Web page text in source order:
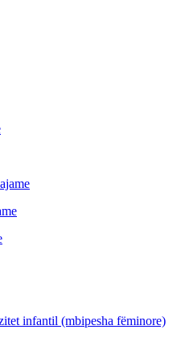
infantil (mbipesha fëminore)